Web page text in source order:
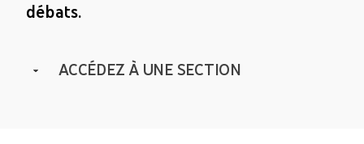
débats.
ACCÉDEZ À UNE SECTION